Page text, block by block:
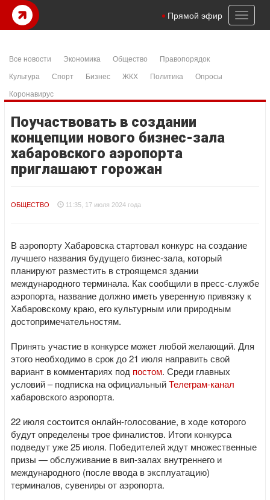
Toggle
Прямой эфир
Все новости Экономика Общество
Правопорядок
Культура
Спорт Бизнес ЖКХ Политика
Опросы
Коронавирус
Поучаствовать в создании
концепции нового бизнес-зала
хабаровского аэропорта
приглашают горожан
ОБЩЕСТВО 11:35, 17 июля 2024 года
В аэропорту Хабаровска стартовал конкурс на создание
лучшего названия будущего бизнес-зала, который
планируют разместить в строящемся здании
международного терминала. Как сообщили в пресс-службе
аэропорта, название должно иметь уверенную привязку к
Хабаровскому краю, его культурным или природным
достопримечательностям.
Принять участие в конкурсе может любой желающий. Для
этого необходимо в срок до 21 июля направить свой
вариант в комментариях под постом. Среди главных
условий – подписка на официальныйТелеграм-канал
хабаровского аэропорта.
22 июля состоится онлайн-голосование, в ходе которого
будут определены трое финалистов. Итоги конкурса
подведут уже 25 июля. Победителей ждут множественные
призы — обслуживание в вип-залах внутреннего и
международного (после ввода в эксплуатацию)
терминалов, сувениры от аэропорта.